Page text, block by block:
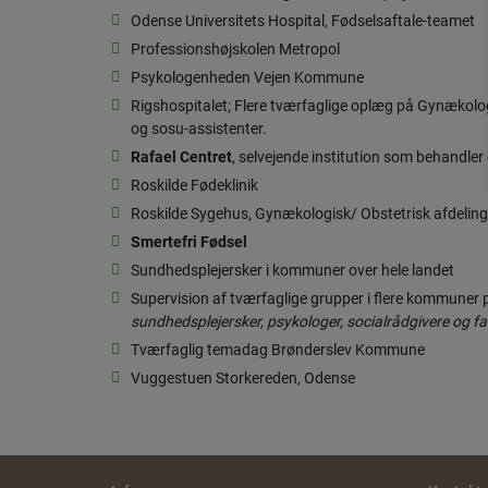
Odense Universitets Hospital, Fødselsaftale-teamet
Professionshøjskolen Metropol
Psykologenheden Vejen Kommune
Rigshospitalet; Flere tværfaglige oplæg på
og sosu-assistenter.
Rafael Centret, selvejende institution som
Roskilde Fødeklinik
Roskilde Sygehus, Gynækologisk/ Obstetrisk afdeling
Smertefri Fødsel
Sundhedsplejersker i kommuner over hele landet
Supervision af tværfaglige grupper i flere
sundhedsplejersker, psykologer, socialrådgivere og
Tværfaglig temadag Brønderslev Kommune
Vuggestuen Storkereden, Odense